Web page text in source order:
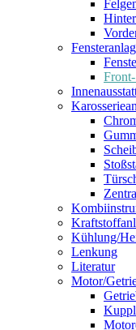
Kühlung/
Lenkung
Literatur
Motor/